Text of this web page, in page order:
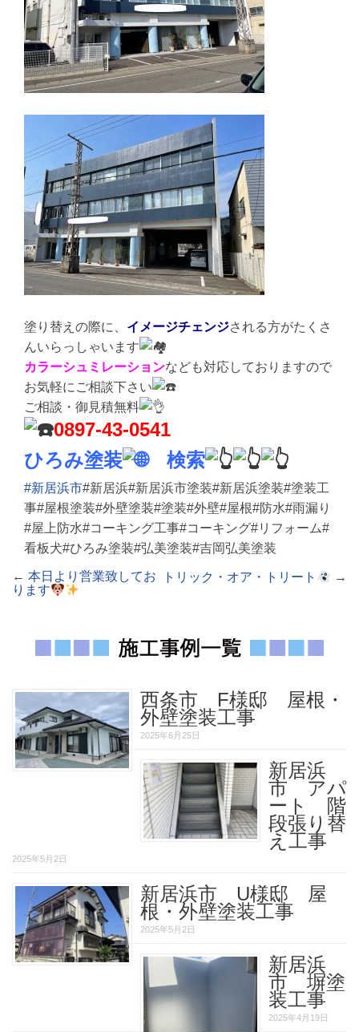
塗り替えの際に、 イメージチェンジされる方がたくさ
んいらっしゃいます
カラーシュミレーションなども対応しておりますので
お気軽にご相談下さい
ご相談・御見積無料
0897-43-0541
ひろみ塗装
検索
#新居浜市#新居浜#新居浜市塗装#新居浜塗装#塗装工
事#屋根塗装#外壁塗装#塗装#外壁#屋根#防水#雨漏り
#屋上防水#コーキング工事#コーキング#リフォーム#
看板犬#ひろみ塗装#弘美塗装#吉岡弘美塗装
トリック・オア・トリート →
← 本日より営業致してお
ります
西条市 F様邸 屋根・
外壁塗装工事
2025年6月25日
新居浜
市 アパ
ート 階
段張り替
え工事
2025年5月2日
新居浜市 U様邸 屋
根・外壁塗装工事
2025年5月2日
新居浜
市 塀塗
装工事
2025年4月19日